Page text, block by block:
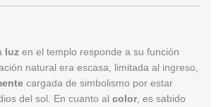
luzen el templo responde a su función
natural era escasa, limitada al ingreso,
cargada de simbolismo por estar
del sol. En cuanto al color, es sabido